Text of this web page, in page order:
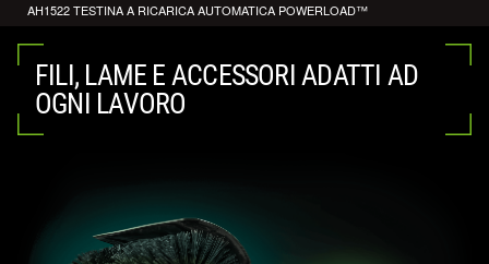
AH1522 TESTINA A RICARICA AUTOMATICA POWERLOAD™
FILI, LAME E ACCESSORI ADATTI AD
OGNI LAVORO